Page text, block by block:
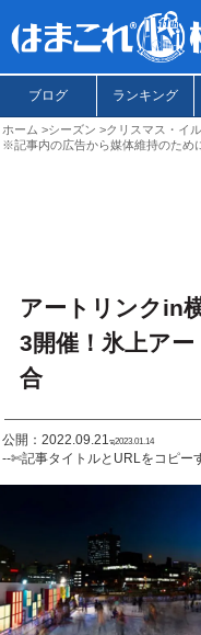
ブログ ランキング
ホーム シーズン
クリスマス・イ
※記事内の広告から媒体維持のため
アートリンクin
3開催！氷上ア
合
公開：2022.09.21ಇ2023.01.14
--✄記事タイトルとURLをコピ